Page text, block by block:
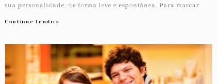
sua personalidade, de forma leve e espontânea. Para marcar
Continue Lendo »